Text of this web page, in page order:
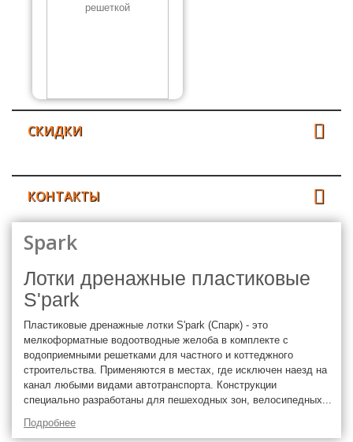
СКИДКИ
КОНТАКТЫ
Spark
Лотки дренажные пластиковые
S'park
Пластиковые дренажные лотки S'park (Спарк) - это
мелкоформатные водоотводные желоба в комплекте с
водоприемными решетками для частного и коттеджного
строительства. Применяются в местах, где исключен наезд на
канал любыми видами автотранспорта. Конструкции
специально разработаны для пешеходных зон, велосипедных...
Подробнее